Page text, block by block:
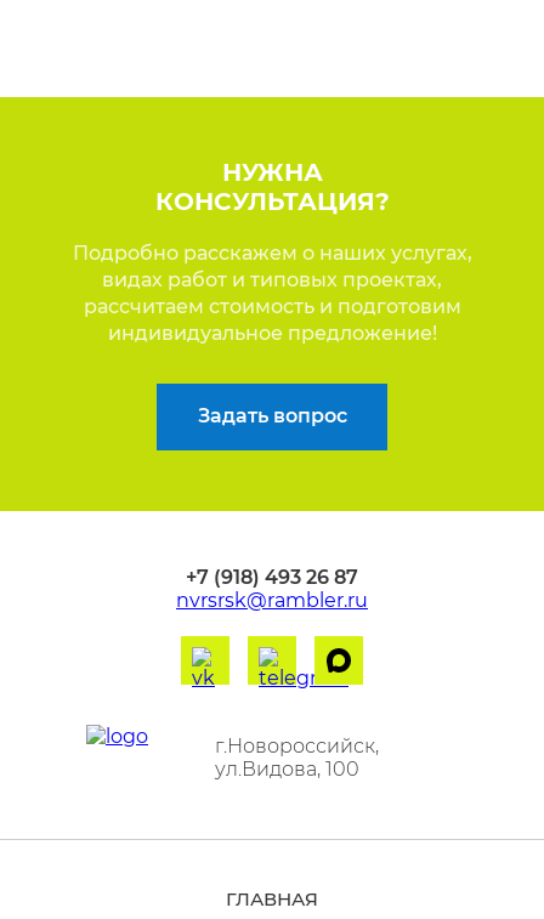
НУЖНА
КОНСУЛЬТАЦИЯ?
Подробно расскажем о наших услугах,
видах работ и типовых проектах,
рассчитаем стоимость и подготовим
индивидуальное предложение!
Задать вопрос
г.Новороссийск,
ул.Видова, 100
ГЛАВНАЯ
+7 (918) 493 26 87
nvrsrsk@rambler.ru